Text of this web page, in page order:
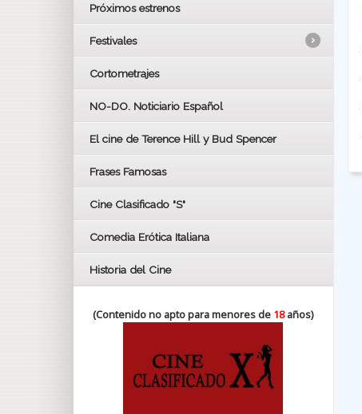
Próximos estrenos
Festivales
LOS OSCARS
BAFTA
Cortometrajes
NO-DO. Noticiario Español
El cine de Terence Hill y Bud Spencer
Frases Famosas
Cine Clasificado "S"
Comedia Erótica Italiana
Historia del Cine
(Contenido no apto para menores de 18años)